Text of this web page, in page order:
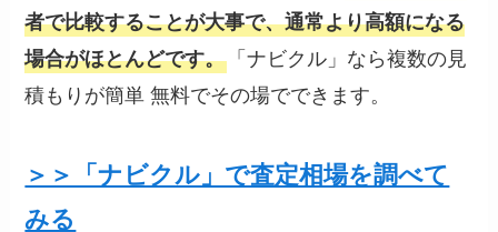
者で比較することが大事で、通常より高額になる
場合がほとんどです。 「ナビクル」なら複数の見
積もりが簡単 無料でその場でできます。
＞＞「ナビクル」で査定相場を調べて
みる